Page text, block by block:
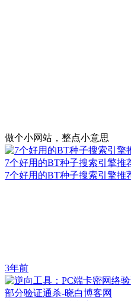
做个小网站，整点小意思
7个好用的BT种子搜索引擎推
7个好用的BT种子搜索引擎推
3年前